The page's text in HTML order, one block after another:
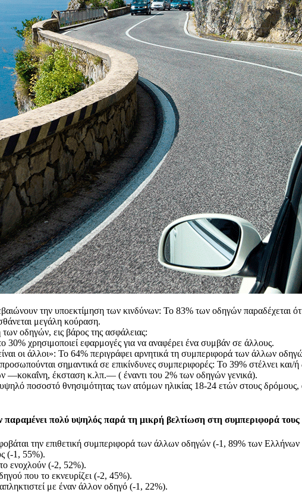
την υποεκτίμηση των κινδύνων: Το 83% των οδηγών παραδέχεται
μεγάλη κούραση.
οδηγών, εις βάρος της ασφάλειας:
30% χρησιμοποιεί εφαρμογές για να αναφέρει ένα συμβάν σε άλλους.
οι άλλοι»: Το 64% περιγράφει αρνητικά τη συμπεριφορά των άλλων
σημαντικά σε επικίνδυνες συμπεριφορές: Το 39% στέλνει
—κοκαΐνη, έκσταση κ.λπ.— ( έναντι του 2% των οδηγών γενικά).
ποσοστό θνησιμότητας των ατόμων ηλικίας 18-24 ετών στους
πολύ υψηλός παρά τη μικρή βελτίωση στη συμπεριφορά τους
την επιθετική συμπεριφορά των άλλων οδηγών (-1, 89% των
(-1, 55%).
ενοχλούν (-2, 52%).
που το εκνευρίζει (-2, 45%).
με έναν άλλον οδηγό (-1, 22%).